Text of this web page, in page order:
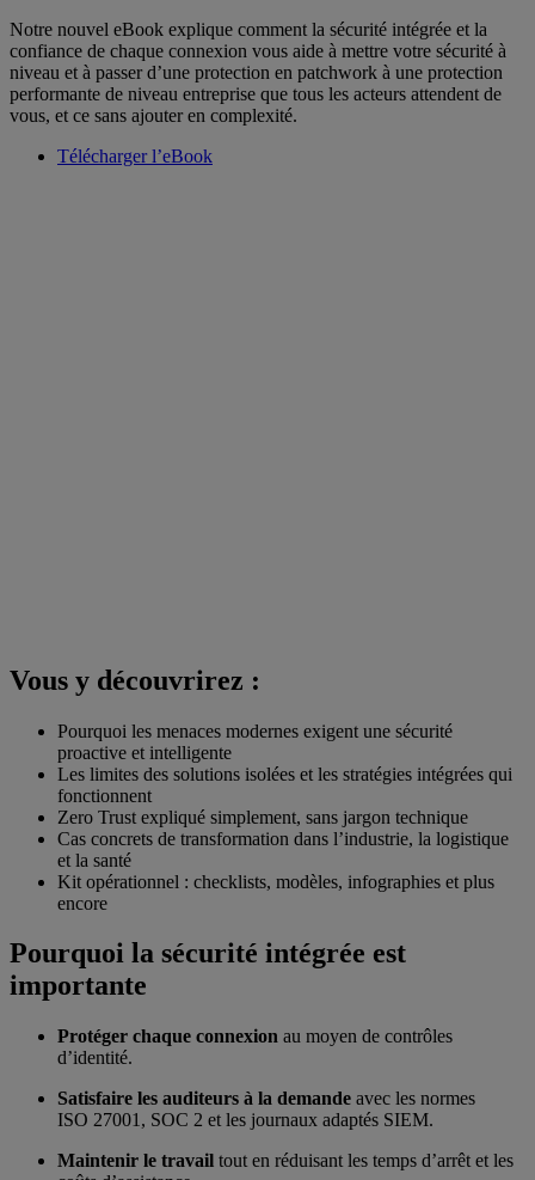
Notre nouvel eBook explique comment la sécurité intégrée et la
confiance de chaque connexion vous aide à mettre votre sécurité à
niveau et à passer d’une protection en patchwork à une protection
performante de niveau entreprise que tous les acteurs attendent de
vous, et ce sans ajouter en complexité.
Télécharger l’eBook
Vous y découvrirez :
Pourquoi les menaces modernes exigent une sécurité
proactive et intelligente
Les limites des solutions isolées et les stratégies intégrées qui
fonctionnent
Zero Trust expliqué simplement, sans jargon technique
Cas concrets de transformation dans l’industrie, la logistique
et la santé
Kit opérationnel : checklists, modèles, infographies et plus
encore
Pourquoi la sécurité intégrée est
importante
Protéger chaque connexion au moyen de contrôles
d’identité.
Satisfaire les auditeurs à la demande avec les normes
ISO 27001, SOC 2 et les journaux adaptés SIEM.
Maintenir le travail tout en réduisant les temps d’arrêt et les